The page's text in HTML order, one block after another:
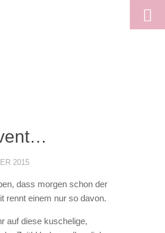
2015
dass morgen schon der
rennt einem nur so davon.
auf diese kuschelige,